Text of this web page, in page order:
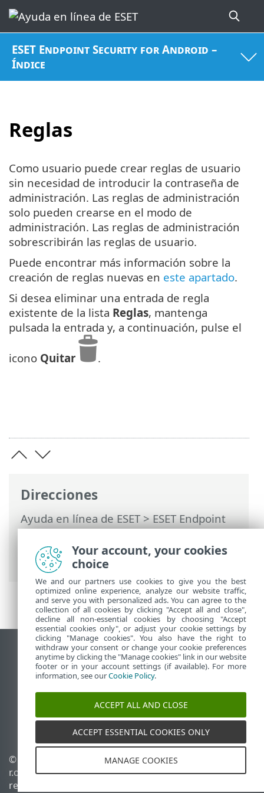
ESET Endpoint Security for Android –
Índice
Reglas
Direcciones
Ayuda en línea de ESET>ESET Endpoint
Security for Android>Usar ESET
Endpoint Security for Android >Filtro de
llamadas
> Reglas
Como usuario puede crear reglas de usuario
sin necesidad de introducir la contraseña de
administración. Las reglas de administración
solo pueden crearse en el modo de
administración. Las reglas de administración
sobrescribirán las reglas de usuario.
Puede encontrar más información sobre la
creación de reglas nuevas en este apartado.
Si desea eliminar una entrada de regla
existente de la lista Reglas, mantenga
pulsada la entrada y, a continuación, pulse el
icono Quitar .
Ver sitio para ordenador
End of Life
Base de conocimiento de ESET
Foro de ESET
ESET Status Portal
Soporte técnico regional
© 1992 - 2026 ESET, spol. s
r.o. Todos los derechos
reservados.
Administrar cookies
Política de cookies
Your account, your cookies
choice
We and our partners use cookies to give you the best
optimized online experience, analyze our website traffic,
and serve you with personalized ads. You can agree to the
collection of all cookies by clicking "Accept all and close",
decline all non-essential cookies by choosing "Accept
essential cookies only", or adjust your cookie settings by
clicking "Manage cookies". You also have the right to
withdraw your consent or change your cookie preferences
anytime by clicking the "Manage cookies" link in our website
footer or in your account settings (if available). For more
information, see ourCookie Policy.
ACCEPT ALL AND CLOSE
ACCEPT ESSENTIAL COOKIES ONLY
MANAGE COOKIES